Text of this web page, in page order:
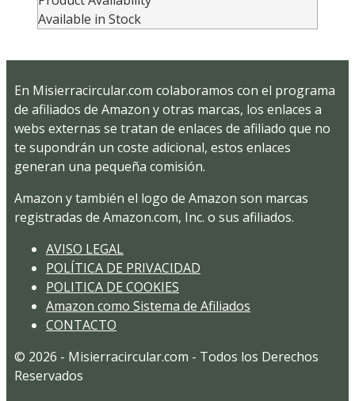
Available in Stock
En Misierracircular.com colaboramos con el programa
de afiliados de Amazon y otras marcas, los enlaces a
webs externas se tratan de enlaces de afiliado que no
te supondrán un coste adicional, estos enlaces
generan una pequeña comisión.
Amazon y también el logo de Amazon son marcas
registradas de Amazon.com, Inc. o sus afiliados.
AVISO LEGAL
POLÍTICA DE PRIVACIDAD
POLITICA DE COOKIES
Amazon como Sistema de Afiliados
CONTACTO
© 2026 - Misierracircular.com - Todos los Derechos
Reservados